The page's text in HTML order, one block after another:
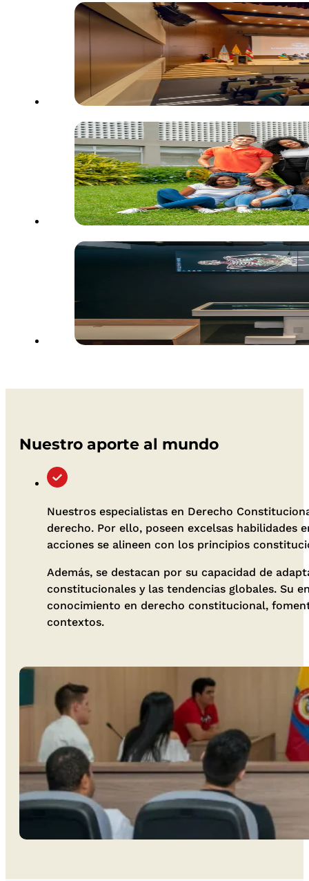
Nuestro aporte al mundo
Nuestros especialistas en Derecho
derecho. Por ello, poseen excelsas
acciones se alineen con los principios
Además, se destacan por su capacidad de
constitucionales y las tendencias globales. Su
conocimiento en derecho constitucional,
contextos.